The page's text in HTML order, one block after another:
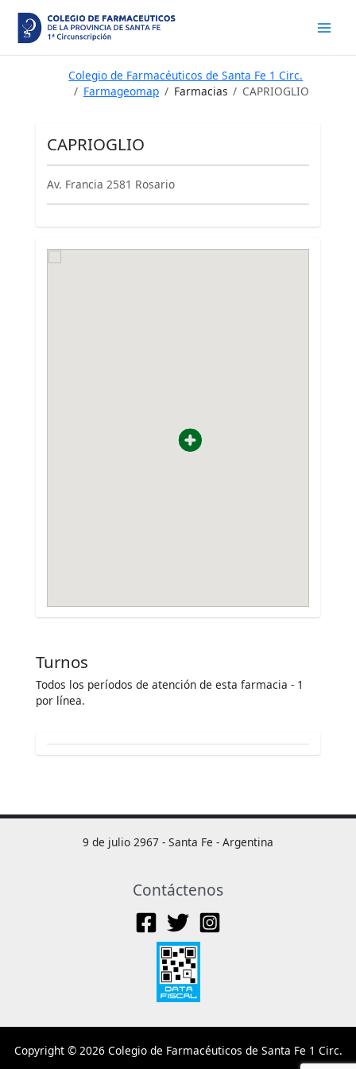
contenido
Colegio de Farmacéuticos de Santa Fe 1 Circ.
Farmageomap
Farmacias CAPRIOGLIO
CAPRIOGLIO
Av. Francia 2581 Rosario
Turnos
Todos los períodos de atención de esta farmacia - 1
por línea.
9 de julio 2967 - Santa Fe - Argentina
Contáctenos
Copyright © 2026 Colegio de Farmacéuticos de Santa Fe 1 Circ.